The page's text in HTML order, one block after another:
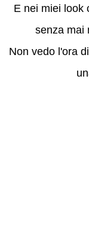
E nei miei look
senza mai
Non vedo l'ora